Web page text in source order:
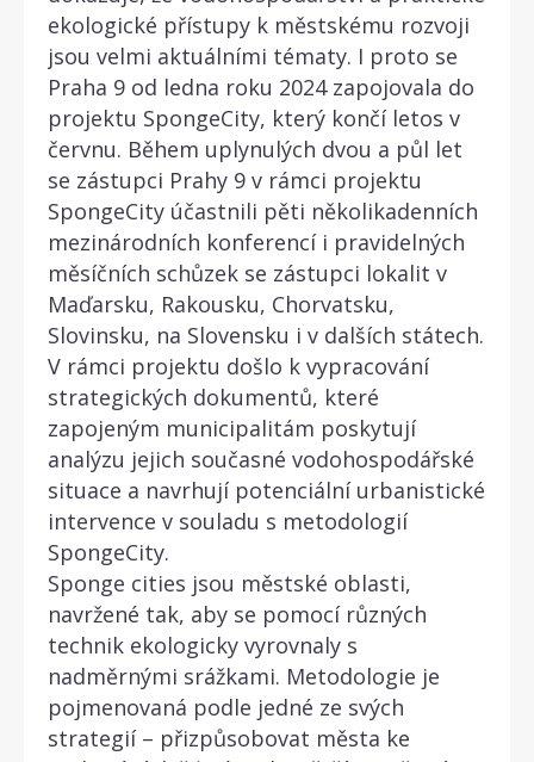
ekologické přístupy k městskému rozvoji
jsou velmi aktuálními tématy. I proto se
Praha 9 od ledna roku 2024 zapojovala do
projektu SpongeCity, který končí letos v
červnu. Během uplynulých dvou a půl let
se zástupci Prahy 9 v rámci projektu
SpongeCity účastnili pěti několikadenních
mezinárodních konferencí i pravidelných
měsíčních schůzek se zástupci lokalit v
Maďarsku, Rakousku, Chorvatsku,
Slovinsku, na Slovensku i v dalších státech.
V rámci projektu došlo k vypracování
strategických dokumentů, které
zapojeným municipalitám poskytují
analýzu jejich současné vodohospodářské
situace a navrhují potenciální urbanistické
intervence v souladu s metodologií
SpongeCity.
Sponge cities jsou městské oblasti,
navržené tak, aby se pomocí různých
technik ekologicky vyrovnaly s
nadměrnými srážkami. Metodologie je
pojmenovaná podle jedné ze svých
strategií – přizpůsobovat města ke